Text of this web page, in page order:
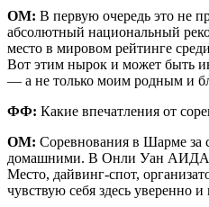
ОМ: В первую очередь это не
абсолютный национальный
место в мировом рейтинге
Вот этим нырок и может быть
— а не только моим родным и
ФФ: Какие впечатления от
ОМ: Соревнования в Шарме за
домашними. В Онли Уан АИДА
Место, дайвинг-спот,
чувствую себя здесь уверенно